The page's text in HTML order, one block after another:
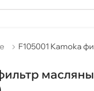
F105001 Kamoka